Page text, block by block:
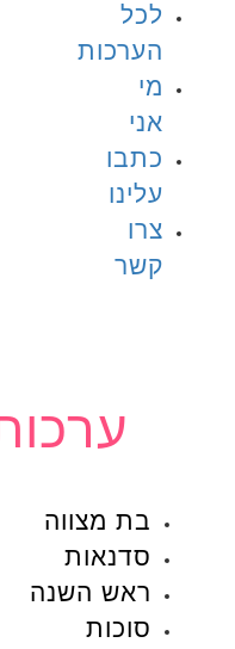
לכל
הערכות
מי
אני
כתבו
עלינו
צרו
קשר
בת מצווה
סדנאות
ראש השנה
סוכות